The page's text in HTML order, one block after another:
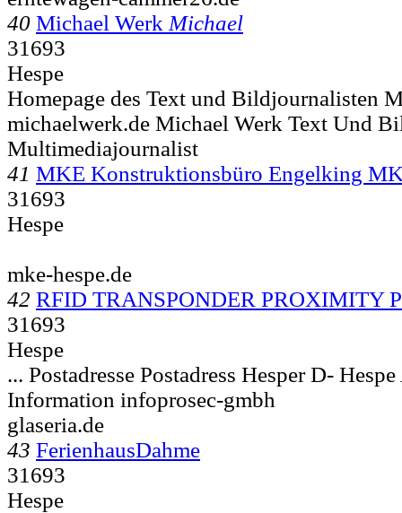
40 Michael Werk Michael
31693
Hespe
Homepage des Text und Bildjournalisten
michaelwerk.de Michael Werk Text Und
Multimediajournalist
41 MKE Konstruktionsbüro Engelking
31693
Hespe
mke-hespe.de
42 RFID TRANSPONDER PROXIMITY
31693
Hespe
... Postadresse Postadress Hesper D-
Information infoprosec-gmbh
glaseria.de
43 FerienhausDahme
31693
Hespe